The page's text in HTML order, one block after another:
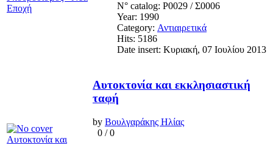
N° catalog: Ρ0029 / Σ0006
Year: 1990
Category: Αντιαιρετικά
Hits: 5186
Date insert: Κυριακή, 07 Ιουλίου 2013
Αυτοκτονία και εκκλησιαστική
ταφή
by Βουλγαράκης Ηλίας
0 /0